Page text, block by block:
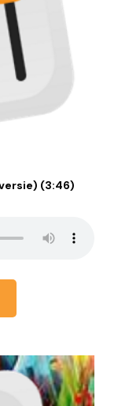
(3:46)